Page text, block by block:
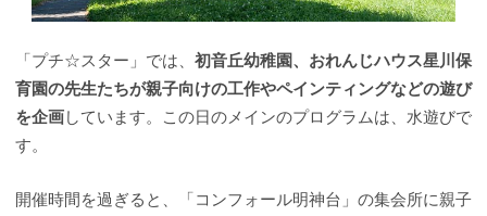
「プチ☆スター」では、 初音丘幼稚園、おれんじハウス星川保
育園の先生たちが親子向けの工作やペインティングなどの遊び
を企画しています。この日のメインのプログラムは、水遊びで
す。
開催時間を過ぎると、「コンフォール明神台」の集会所に親子